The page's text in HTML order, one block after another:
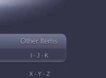
I - J - K
X - Y - Z
Other Items